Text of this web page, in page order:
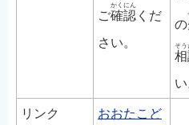
ご確認
かくにん
くだ
さい。
の
そう
い
リンク おおたこど